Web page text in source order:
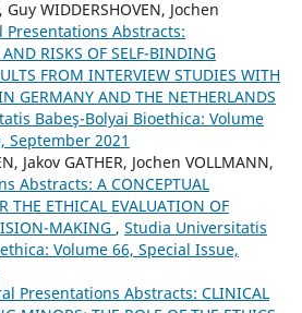
Guy WIDDERSHOVEN, Jochen
Presentations Abstracts:
RISKS OF SELF-BINDING
FROM INTERVIEW STUDIES WITH
GERMANY AND THE NETHERLANDS
Babeş-Bolyai Bioethica: Volume
September 2021
Jakov GATHER, Jochen VOLLMANN,
Abstracts: A CONCEPTUAL
THE ETHICAL EVALUATION OF
MAKING , Studia Universitatis
Volume 66, Special Issue,
Presentations Abstracts: CLINICAL